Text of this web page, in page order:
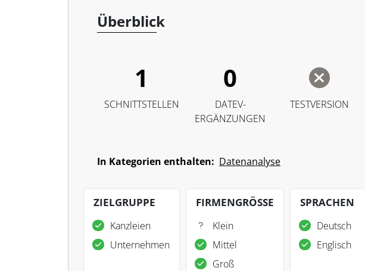
Überblick
1
SCHNITTSTELLEN
0
DATEV-
ERGÄNZUNGEN
TESTVERSION
In Kategorien enthalten: Datenanalyse
ZIELGRUPPE
Kanzleien
Unternehmen
FIRMENGRÖSSE
Klein
Mittel
Groß
SPRACHEN
Deutsch
Englisch